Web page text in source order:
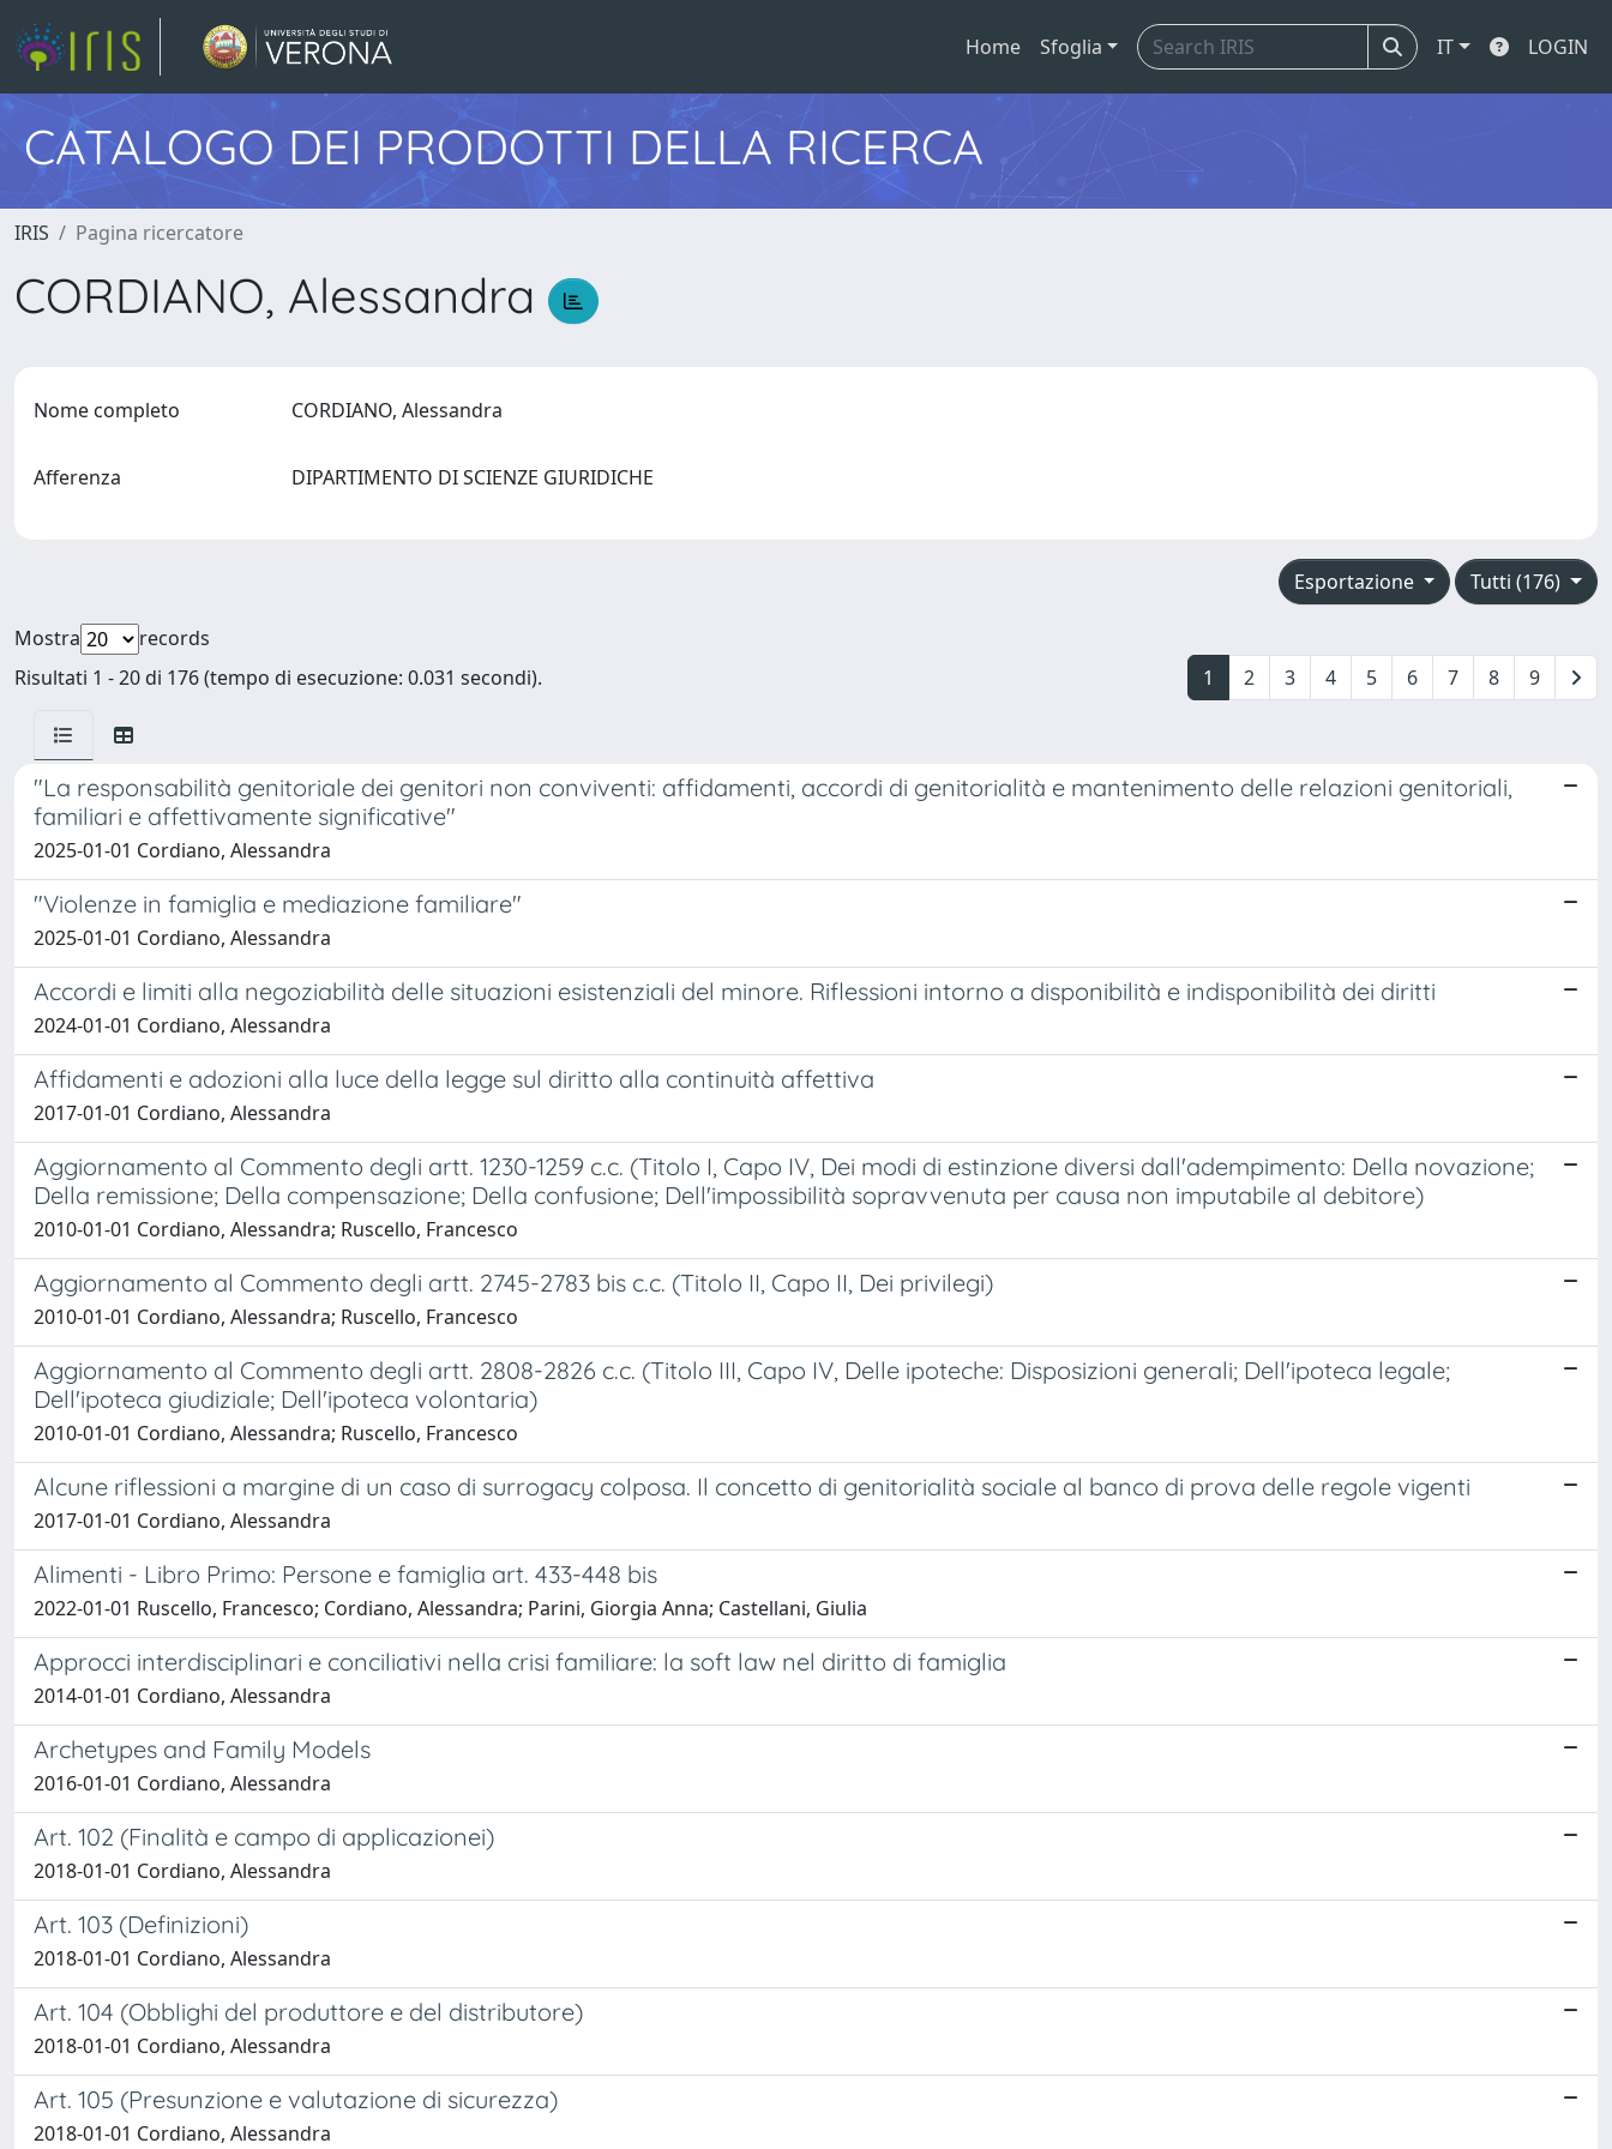
Home Sfoglia IT LOGIN
CATALOGO DEI PRODOTTI DELLA RICERCA
IRIS Pagina ricercatore
CORDIANO, Alessandra
Nome completo CORDIANO, Alessandra
Afferenza DIPARTIMENTO DI SCIENZE GIURIDICHE
Tutti (176)
Esportazione
Mostra
records
Risultati 1 - 20 di 176 (tempo di esecuzione: 0.031 secondi).
1 2 3 4 5 6 7 8 9
"La responsabilità genitoriale dei genitori non conviventi: affidamenti, accordi di genitorialità e mantenimento delle relazioni genitoriali,
familiari e affettivamente significative"
2025-01-01 Cordiano, Alessandra
"Violenze in famiglia e mediazione familiare"
2025-01-01 Cordiano, Alessandra
Accordi e limiti alla negoziabilità delle situazioni esistenziali del minore. Riflessioni intorno a disponibilità e indisponibilità dei diritti
2024-01-01 Cordiano, Alessandra
Affidamenti e adozioni alla luce della legge sul diritto alla continuità affettiva
2017-01-01 Cordiano, Alessandra
Aggiornamento al Commento degli artt. 1230-1259 c.c. (Titolo I, Capo IV, Dei modi di estinzione diversi dall'adempimento: Della novazione;
Della remissione; Della compensazione; Della confusione; Dell'impossibilità sopravvenuta per causa non imputabile al debitore)
2010-01-01 Cordiano, Alessandra; Ruscello, Francesco
Aggiornamento al Commento degli artt. 2745-2783 bis c.c. (Titolo II, Capo II, Dei privilegi)
2010-01-01 Cordiano, Alessandra; Ruscello, Francesco
Aggiornamento al Commento degli artt. 2808-2826 c.c. (Titolo III, Capo IV, Delle ipoteche: Disposizioni generali; Dell'ipoteca legale;
Dell'ipoteca giudiziale; Dell'ipoteca volontaria)
2010-01-01 Cordiano, Alessandra; Ruscello, Francesco
Alcune riflessioni a margine di un caso di surrogacy colposa. Il concetto di genitorialità sociale al banco di prova delle regole vigenti
2017-01-01 Cordiano, Alessandra
Alimenti - Libro Primo: Persone e famiglia art. 433-448 bis
2022-01-01 Ruscello, Francesco; Cordiano, Alessandra; Parini, Giorgia Anna; Castellani, Giulia
Approcci interdisciplinari e conciliativi nella crisi familiare: la soft law nel diritto di famiglia
2014-01-01 Cordiano, Alessandra
Archetypes and Family Models
2016-01-01 Cordiano, Alessandra
Art. 102 (Finalità e campo di applicazionei)
2018-01-01 Cordiano, Alessandra
Art. 103 (Definizioni)
2018-01-01 Cordiano, Alessandra
Art. 104 (Obblighi del produttore e del distributore)
2018-01-01 Cordiano, Alessandra
Art. 105 (Presunzione e valutazione di sicurezza)
2018-01-01 Cordiano, Alessandra